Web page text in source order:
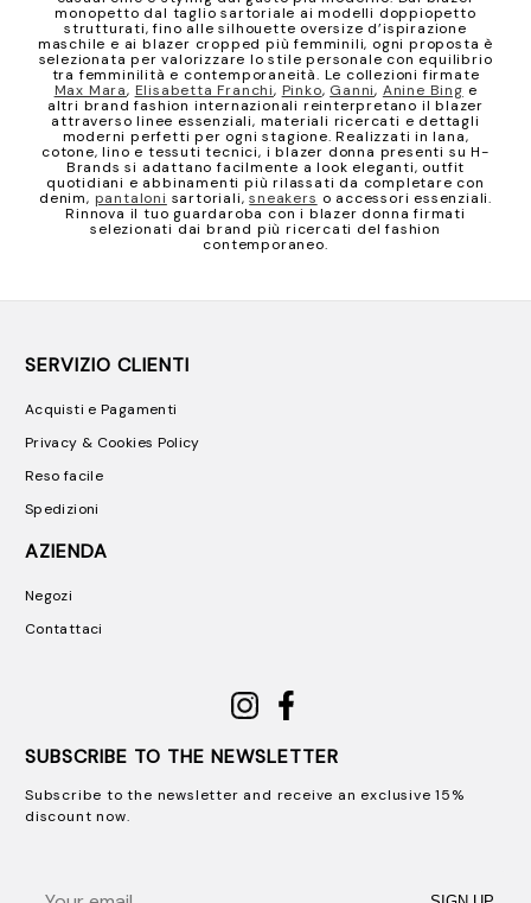
monopetto dal taglio sartoriale ai modelli doppiopetto
strutturati, fino alle silhouette oversize d’ispirazione
maschile e ai blazer cropped più femminili, ogni proposta è
selezionata per valorizzare lo stile personale con equilibrio
tra femminilità e contemporaneità. Le collezioni firmate
Max Mara, Elisabetta Franchi, Pinko, Ganni, Anine Bing e
altri brand fashion internazionali reinterpretano il blazer
attraverso linee essenziali, materiali ricercati e dettagli
moderni perfetti per ogni stagione. Realizzati in lana,
cotone, lino e tessuti tecnici, i blazer donna presenti su H-
Brands si adattano facilmente a look eleganti, outfit
quotidiani e abbinamenti più rilassati da completare con
denim, pantaloni sartoriali,sneakers o accessori essenziali.
Rinnova il tuo guardaroba con i blazer donna firmati
selezionati dai brand più ricercati del fashion
contemporaneo.
SERVIZIO CLIENTI
Acquisti e Pagamenti
Privacy & Cookies Policy
Reso facile
Spedizioni
AZIENDA
Negozi
Contattaci
SUBSCRIBE TO THE NEWSLETTER
Subscribe to the newsletter and receive an exclusive 15%
discount now.